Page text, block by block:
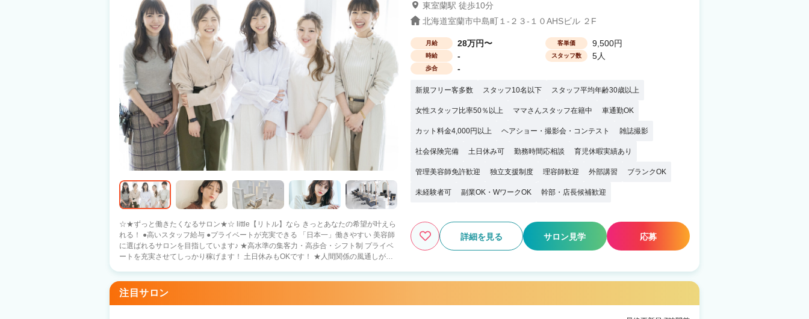
☆★ずっと働きたくなるサロン★☆ little【リトル】なら きっとあなたの希望が叶えら
れる！ ●高いスタッフ給与 ●プライベートが充実できる 「日本一」働きやすい 美容師
に選ばれるサロンを目指しています♪ ★高水準の集客力・高歩合・シフト制 プライベ
ートを充実させてしっかり稼げます！ 土日休みもOKです！ ★人間関係の風通しがよ
備 銀行借入などの資金調達 エリア新規出店 物件探し、内装外装のサポート 好条件の
材料仕入れ 集客・求人 給料計算・事務の援助 スタッフマネジメント 経営サポート 〇
東室蘭駅 徒歩10分
北海道室蘭市中島町１-２３-１０AHSビル ２F
月給 28万円〜 客単価 9,500円
時給 - スタッフ数 5人
歩合 -
新規フリー客多数 スタッフ10名以下 スタッフ平均年齢30歳以上
女性スタッフ比率50％以上 ママさんスタッフ在籍中 車通勤OK
カット料金4,000円以上 ヘアショー・撮影会・コンテスト 雑誌撮影
社会保険完備 土日休み可 勤務時間応相談 育児休暇実績あり
管理美容師免許歓迎 独立支援制度 理容師歓迎 外部講習 ブランクOK
未経験者可 副業OK・WワークOK 幹部・店長候補歓迎
詳細を見る サロン見学 応募
注目サロン